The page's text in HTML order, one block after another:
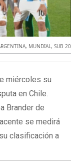
, MUNDIAL, SUB 20
miércoles su
en Chile.
Brander de
se medirá
clasificación a